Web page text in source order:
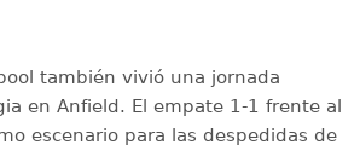
también vivió una jornada
en Anfield. El empate 1-1 frente al
escenario para las despedidas de